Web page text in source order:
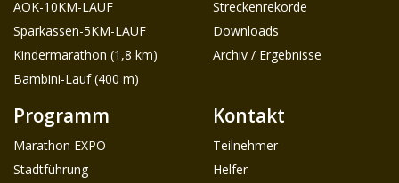
AOK-10KM-LAUF
Sparkassen-5KM-LAUF
Kindermarathon (1,8 km)
Bambini-Lauf (400 m)
Streckenrekorde
Downloads
Archiv / Ergebnisse
Programm
Marathon EXPO
Stadtführung
Kontakt
Teilnehmer
Helfer